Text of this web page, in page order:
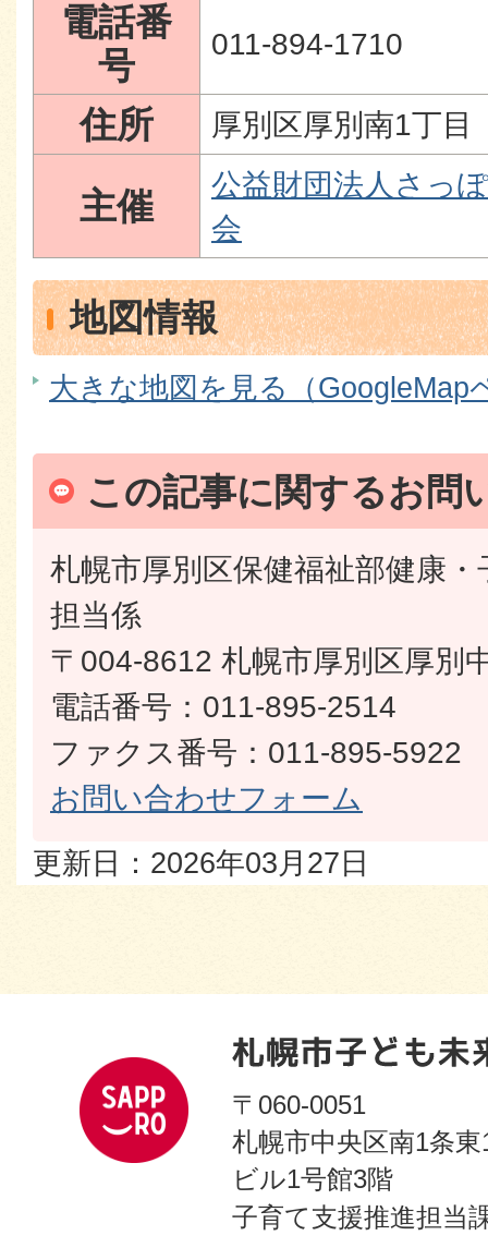
電話番
号
011-894-1710
住所 厚別区厚別南1丁目
主催
公益財団法人さっ
会
地図情報
大きな地図を見る（GoogleMap
この記事に関するお問
札幌市厚別区保健福祉部健康
担当係
〒004-8612 札幌市厚別区厚別
電話番号：011-895-2514
ファクス番号：011-895-5922
お問い合わせフォーム
更新日：2026年03月27日
〒060-0051
札幌市中央区南1条
ビル1号館3階
子育て支援推進担当